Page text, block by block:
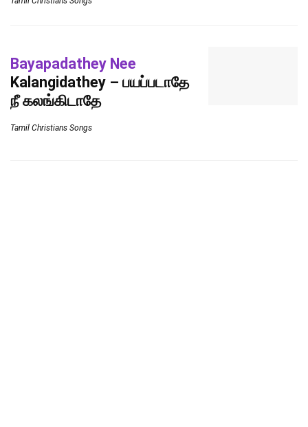
Bayapadathey Nee
Kalangidathey – பயப்படாதே
நீ கலங்கிடாதே
Tamil Christians Songs